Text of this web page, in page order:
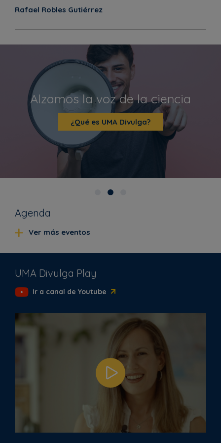
Rafael Robles Gutiérrez
Alzamos la voz de la ciencia
¿Qué es UMA Divulga?
Agenda
Ver más eventos
UMA Divulga Play
Ir a canal de Youtube